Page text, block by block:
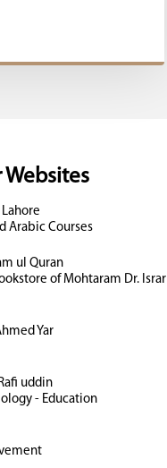
Arabic Courses
ul Quran
of Mohtaram Dr. Israr
Yar
uddin
- Education